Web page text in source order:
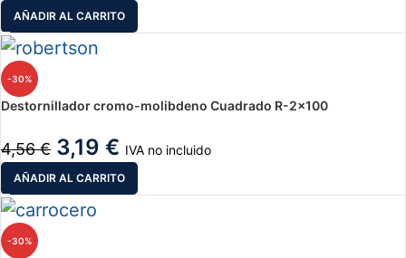
AÑADIR AL CARRITO
-30%
Destornillador cromo-molibdeno Cuadrado R-2×100
4,56€ 3,19 € IVA no incluido
AÑADIR AL CARRITO
-30%